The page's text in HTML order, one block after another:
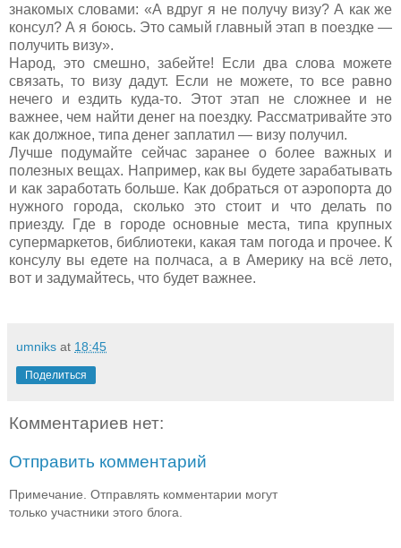
знакомых словами: «А вдруг я не получу визу? А как же
консул? А я боюсь. Это самый главный этап в поездке —
получить визу».
Народ, это смешно, забейте! Если два слова можете
связать, то визу дадут. Если не можете, то все равно
нечего и ездить куда-то. Этот этап не сложнее и не
важнее, чем найти денег на поездку. Рассматривайте это
как должное, типа денег заплатил — визу получил.
Лучше подумайте сейчас заранее о более важных и
полезных вещах. Например, как вы будете зарабатывать
и как заработать больше. Как добраться от аэропорта до
нужного города, сколько это стоит и что делать по
приезду. Где в городе основные места, типа крупных
супермаркетов, библиотеки, какая там погода и прочее. К
консулу вы едете на полчаса, а в Америку на всё лето,
вот и задумайтесь, что будет важнее.
umniks at 18:45
Поделиться
Комментариев нет:
Отправить комментарий
Примечание. Отправлять комментарии могут
только участники этого блога.